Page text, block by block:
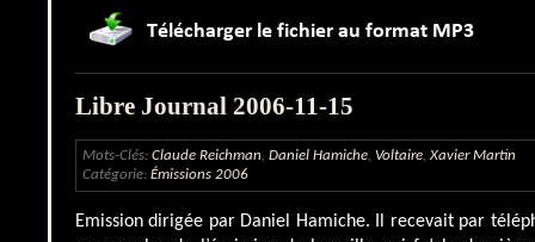
Libre Journal 2006-11-15
Mots-Clés: Claude Reichman, Daniel Hamiche, Voltaire,Xavier Martin
Catégorie: Émissions 2006
Emission dirigée par Daniel Hamiche. Il recevait par